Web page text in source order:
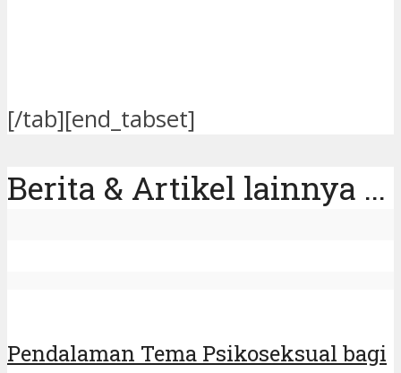
Pendalaman Tema Psikoseksual bagi
Saudara Muda OFM